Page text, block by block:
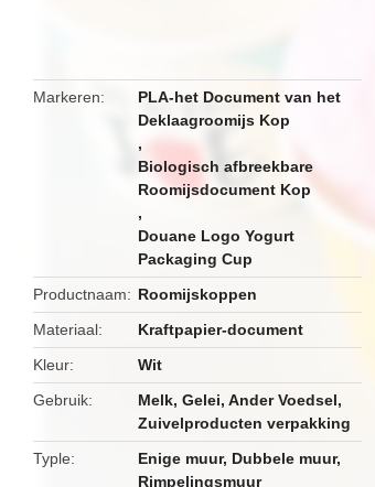
Markeren
PLA-het Document van het
Deklaagroomijs Kop
,
Biologisch afbreekbare
Roomijsdocument Kop
,
Douane Logo Yogurt
Packaging Cup
Productnaam
Roomijskoppen
Materiaal
Kraftpapier-document
Kleur
Wit
Gebruik
Melk, Gelei, Ander Voedsel,
Zuivelproducten verpakking
Typle
Enige muur, Dubbele muur,
Rimpelingsmuur